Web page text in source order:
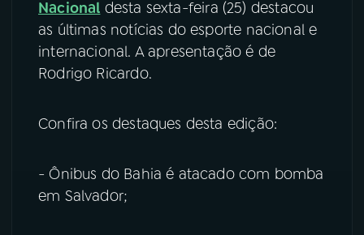
08FESTIVAL DE MÚSICA
ACOMPANHE A RÁDIO NACIONAL
TikTok
Nacional desta sexta-feira (25) destacou
as últimas notícias do esporte nacional e
internacional. A apresentação é de
Rodrigo Ricardo.
Confira os destaques desta edição:
- Ônibus do Bahia é atacado com bomba
em Salvador;